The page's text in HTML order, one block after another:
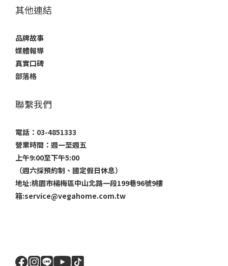
其他連結
品牌故事
媒體報導
真實口碑
部落格
聯繫我們
電話：03-4851333
營業時間：週一至週五
上午9:00至下午5:00
（週六採預約制、國定假日休息）
地址:桃園市楊梅區中山北路一段199巷96號9樓
箱:service@vegahome.com.tw